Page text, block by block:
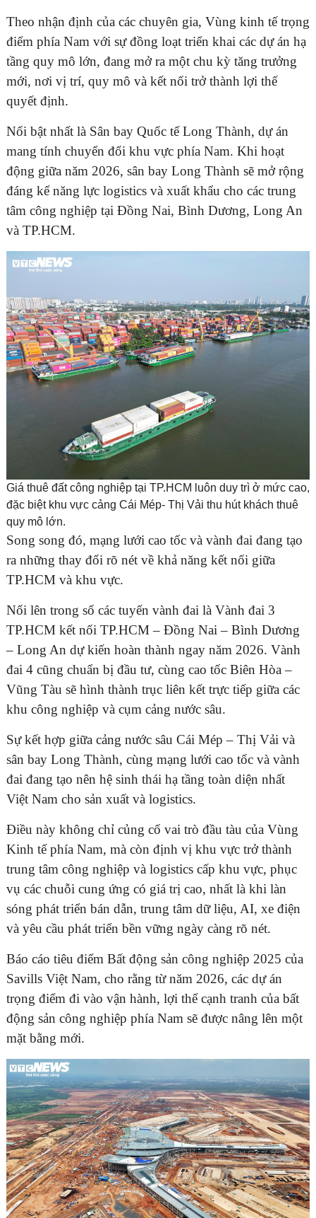
Theo nhận định của các chuyên gia, Vùng kinh tế trọng
điểm phía Nam với sự đồng loạt triển khai các dự án hạ
tầng quy mô lớn, đang mở ra một chu kỳ tăng trưởng
mới, nơi vị trí, quy mô và kết nối trở thành lợi thế
quyết định.
Nổi bật nhất là Sân bay Quốc tế Long Thành, dự án
mang tính chuyển đổi khu vực phía Nam. Khi hoạt
động giữa năm 2026, sân bay Long Thành sẽ mở rộng
đáng kể năng lực logistics và xuất khẩu cho các trung
tâm công nghiệp tại Đồng Nai, Bình Dương, Long An
và TP.HCM.
Giá thuê đất công nghiệp tại TP.HCM luôn duy trì ở mức cao,
đặc biệt khu vực cảng Cái Mép- Thị Vải thu hút khách thuê
quy mô lớn.
Song song đó, mạng lưới cao tốc và vành đai đang tạo
ra những thay đổi rõ nét về khả năng kết nối giữa
TP.HCM và khu vực.
Nổi lên trong số các tuyến vành đai là Vành đai 3
TP.HCM kết nối TP.HCM – Đồng Nai – Bình Dương
– Long An dự kiến hoàn thành ngay năm 2026. Vành
đai 4 cũng chuẩn bị đầu tư, cùng cao tốc Biên Hòa –
Vũng Tàu sẽ hình thành trục liên kết trực tiếp giữa các
khu công nghiệp và cụm cảng nước sâu.
Sự kết hợp giữa cảng nước sâu Cái Mép – Thị Vải và
sân bay Long Thành, cùng mạng lưới cao tốc và vành
đai đang tạo nên hệ sinh thái hạ tầng toàn diện nhất
Việt Nam cho sản xuất và logistics.
Điều này không chỉ củng cố vai trò đầu tàu của Vùng
Kinh tế phía Nam, mà còn định vị khu vực trở thành
trung tâm công nghiệp và logistics cấp khu vực, phục
vụ các chuỗi cung ứng có giá trị cao, nhất là khi làn
sóng phát triển bán dẫn, trung tâm dữ liệu, AI, xe điện
và yêu cầu phát triển bền vững ngày càng rõ nét.
Báo cáo tiêu điểm Bất động sản công nghiệp 2025 của
Savills Việt Nam, cho rằng từ năm 2026, các dự án
trọng điểm đi vào vận hành, lợi thế cạnh tranh của bất
động sản công nghiệp phía Nam sẽ được nâng lên một
mặt bằng mới.
ĐĂNG KÝ TƯ VẤN MIỄN PHÍ